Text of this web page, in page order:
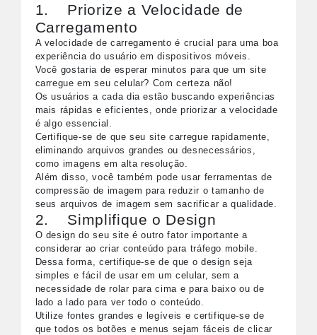
1. Priorize a Velocidade de
Carregamento
A velocidade de carregamento é crucial para uma boa
experiência do usuário em dispositivos móveis.
Você gostaria de esperar minutos para que um site
carregue em seu celular? Com certeza não!
Os usuários a cada dia estão buscando experiências
mais rápidas e eficientes, onde priorizar a velocidade
é algo essencial.
Certifique-se de que seu site carregue rapidamente,
eliminando arquivos grandes ou desnecessários,
como imagens em alta resolução.
Além disso, você também pode usar ferramentas de
compressão de imagem para reduzir o tamanho de
seus arquivos de imagem sem sacrificar a qualidade.
2. Simplifique o Design
O design do seu site é outro fator importante a
considerar ao criar conteúdo para tráfego mobile.
Dessa forma, certifique-se de que o design seja
simples e fácil de usar em um celular, sem a
necessidade de rolar para cima e para baixo ou de
lado a lado para ver todo o conteúdo.
Utilize fontes grandes e legíveis e certifique-se de
que todos os botões e menus sejam fáceis de clicar